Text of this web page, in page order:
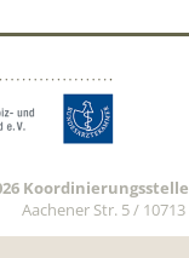
Aachener Str. 5 /